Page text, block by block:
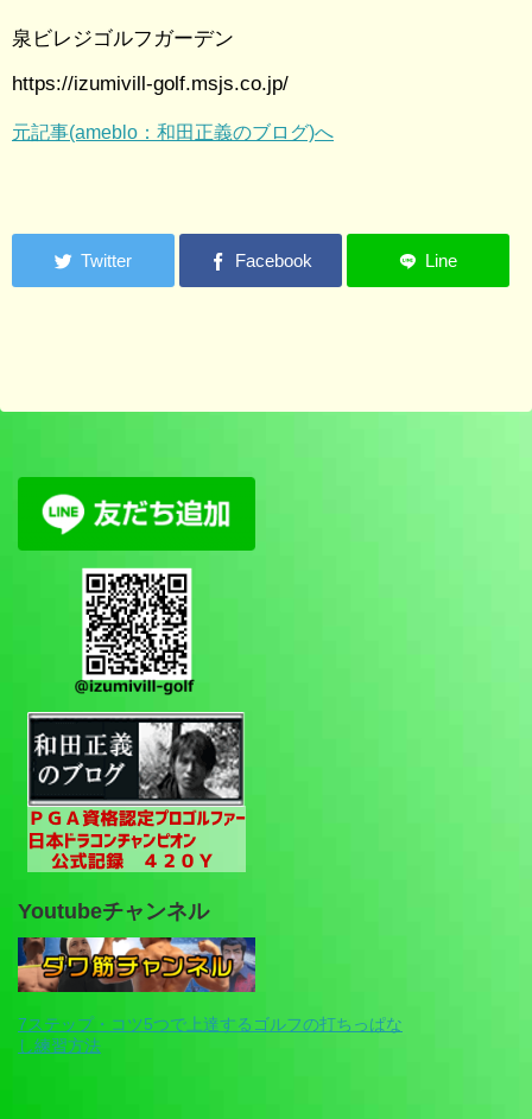
泉ビレジゴルフガーデン
https://izumivill-golf.msjs.co.jp/
元記事(ameblo：和田正義のブログ)へ
Youtubeチャンネル
7ステップ・コツ5つで上達するゴルフの打ちっぱな
し練習方法